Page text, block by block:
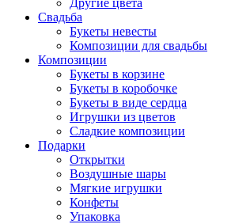
Другие цвета
Свадьба
Букеты невесты
Композиции для свадьбы
Композиции
Букеты в корзине
Букеты в коробочке
Букеты в виде сердца
Игрушки из цветов
Сладкие композиции
Подарки
Открытки
Воздушные шары
Мягкие игрушки
Конфеты
Упаковка